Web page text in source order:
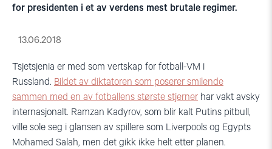
for presidenten i et av verdens mest brutale regimer.
13.06.2018
Tsjetsjenia er med som vertskap for fotball-VM i
Russland. Bildet av diktatoren som poserer smilende
sammen med en av fotballens største stjerner har vakt avsky
internasjonalt. Ramzan Kadyrov, som blir kalt Putins pitbull,
ville sole seg i glansen av spillere som Liverpools og Egypts
Mohamed Salah, men det gikk ikke helt etter planen.